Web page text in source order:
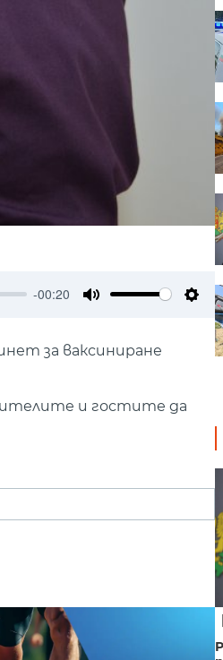
-00:20
за ваксиниране
и гостите да